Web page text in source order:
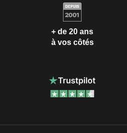
+ de 20 ans
à vos côtés